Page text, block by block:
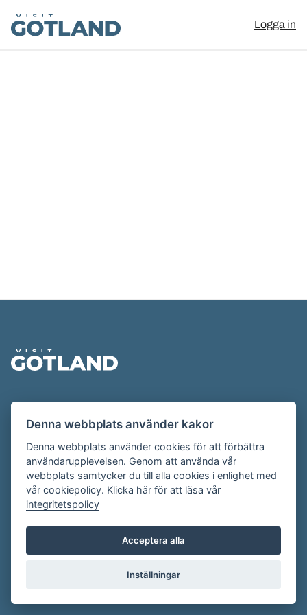
Visit Gotland
Logga in
Evenemangskalendern presenteras av
Destination Gotland påvisitgotland.se.
Har du frågor om evenemangskalendern? Mejla oss på
evenemang@visitgotland.se.
Cookies
Villkor
Skapa konto
Denna webbplats använder kakor
Denna webbplats använder cookies för att förbättra
användarupplevelsen. Genom att använda vår
webbplats samtycker du till alla cookies i enlighet med
vår cookiepolicy. Klicka här för att läsa vår
integritetspolicy
Acceptera alla
Inställningar